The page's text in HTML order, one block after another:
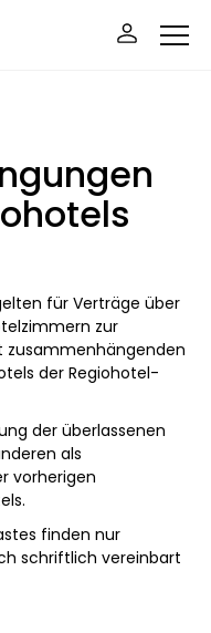
für Verträge über
zur
zusammenhängenden
der Regiohotel-
der überlassenen
als
vorherigen
finden nur
schriftlich vereinbart